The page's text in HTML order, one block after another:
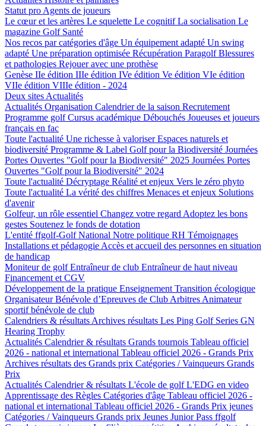
Statut pro Agents de joueurs
Le cœur et les artères Le squelette Le cognitifLa socialisation Le
magazine Golf Santé
Nos recos par catégories d'âge Un équipement adapté Un swing
adapté Une préparation optimisée Récupération ParagolfBlessures
et pathologies Rejouer avec une prothèse
Genèse IIe édition IIIe édition IVe édition Ve édition VIe édition
VIIe édition VIIIe édition - 2024
Deux sites Actualités
Actualités Organisation Calendrier de la saison Recrutement
Programme golfCursus académique Débouchés Joueuses et joueurs
français en fac
Toute l'actualité Une richesse à valoriserEspaces naturels et
biodiversité Programme & Label Golf pour la Biodiversité Journées
Portes Ouvertes "Golf pour la Biodiversité" 2025 Journées Portes
Ouvertes "Golf pour la Biodiversité" 2024
Toute l'actualité Décryptage Réalité et enjeux Vers le zéro phyto
Toute l'actualité La vérité des chiffres Menaces et enjeux Solutions
d'avenir
Golfeur, un rôle essentiel Changez votre regard Adoptez les bons
gestes Soutenez le fonds de dotation
L'entité ffgolf-Golf National Notre politique RH Témoignages
Installations et pédagogie Accès et accueil des personnes en situation
de handicap
Moniteur de golfEntraîneur de club Entraîneur de haut niveau
Financement et CGV
Développement de la pratique Enseignement Transition écologique
Organisateur Bénévole d’Epreuves de Club Arbitres Animateur
sportif bénévole de club
Calendriers & résultats Archives résultats Les Ping Golf Series GN
Hearing Trophy
Actualités Calendrier & résultats Grands tournois Tableau officiel
2026 - national et international Tableau officiel 2026 - Grands Prix
Archives résultats des Grands prix Catégories / Vainqueurs Grands
Prix
Actualités Calendrier & résultats L'école de golfL'EDG en video
Apprentissage des Règles Catégories d'âge Tableau officiel 2026 -
national et international Tableau officiel 2026 - Grands Prix jeunes
Catégories / Vainqueurs Grands prix Jeunes Junior Pass ffgolf